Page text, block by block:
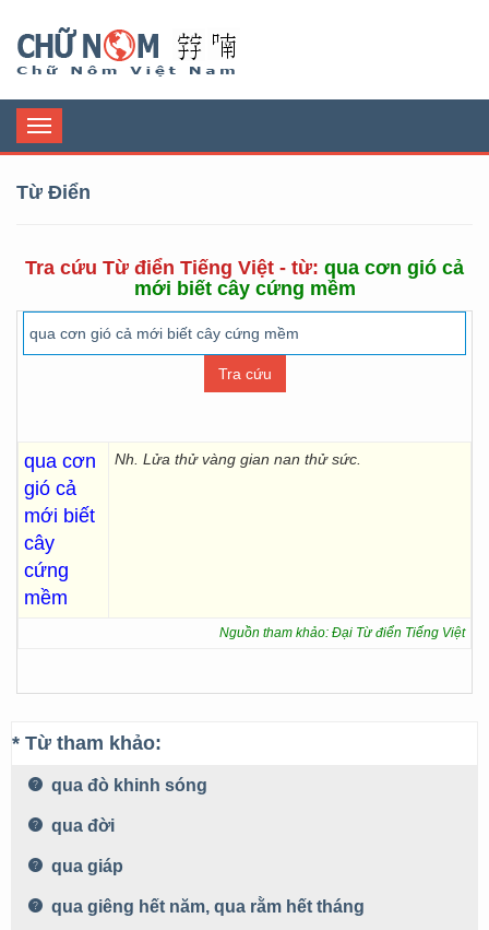
Toggle
navigation
Từ Điển
Tra cứu Từ điển Tiếng Việt - từ: qua cơn gió cả
mới biết cây cứng mềm
qua cơn
gió cả
mới biết
cây
cứng
mềm
Nh. Lửa thử vàng gian nan thử sức.
Nguồn tham khảo: Đại Từ điển Tiếng Việt
* Từ tham khảo:
qua đò khinh sóng
qua đời
qua giáp
qua giêng hết năm, qua rằm hết tháng